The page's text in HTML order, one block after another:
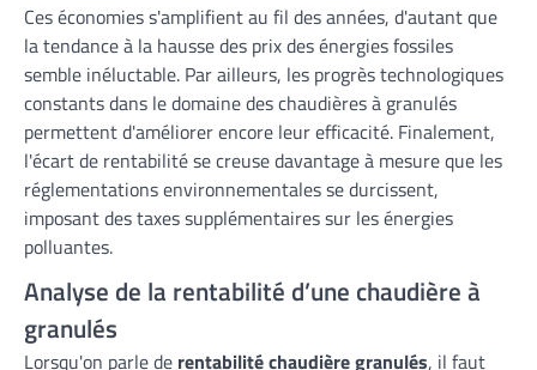
Ces économies s'amplifient au fil des années, d'autant que
la tendance à la hausse des prix des énergies fossiles
semble inéluctable. Par ailleurs, les progrès technologiques
constants dans le domaine des chaudières à granulés
permettent d'améliorer encore leur efficacité. Finalement,
l'écart de rentabilité se creuse davantage à mesure que les
réglementations environnementales se durcissent,
imposant des taxes supplémentaires sur les énergies
polluantes.
Analyse de la rentabilité d’une chaudière à
granulés
Lorsqu'on parle de rentabilité chaudière granulés, il faut